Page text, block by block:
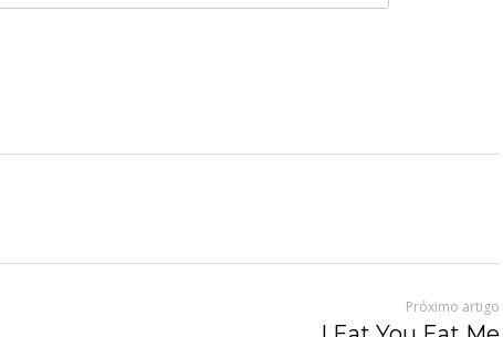
Próximo artigo